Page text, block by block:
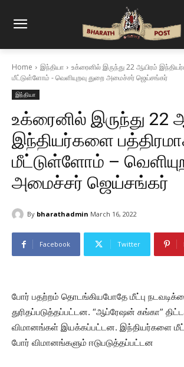
Home இந்தியா
உக்ரைனில் இருந்து 22 ஆயிரம்
மீட்டுள்ளோம் - வெளியுறவு துறை அமைச்சர் ஜெய்சங்கர்
இந்தியா
உக்ரைனில் இருந்து 22
இந்தியர்களை
மீட்டுள்ளோம் –
அமைச்சர் ஜெய்சங்கர்
By bharathadmin March 16, 2022
Facebook Twitter
போர் பதற்றம் தொடங்கியபோதே மீட்பு
துரிதப்படுத்தப்பட்டன. “ஆப்ரேஷன் கங்கா”
விமானங்கள் இயக்கப்பட்டன. இந்தியர்களை
போர் விமானங்களும் ஈடுபடுத்தப்பட்டன